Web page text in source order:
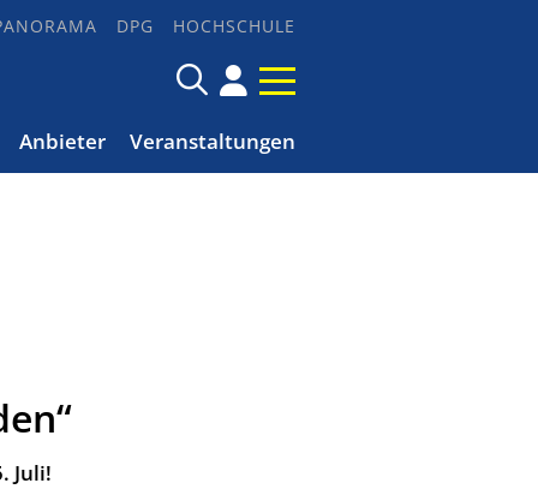
DPG HOCHSCHULE
Anbieter Veranstaltungen
Juli!